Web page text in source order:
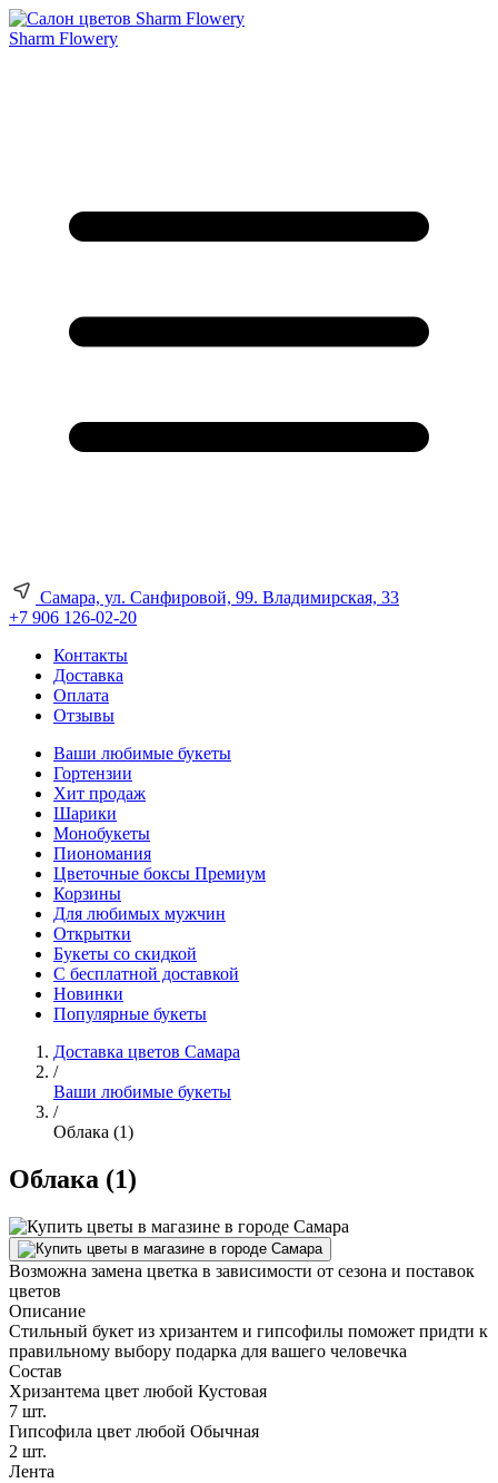
Sharm Flowery
Самара, ул. Санфировой, 99. Владимирская, 33
+7 906 126-02-20
Контакты
Доставка
Оплата
Отзывы
Ваши любимые букеты
Гортензии
Хит продаж
Шарики
Монобукеты
Пиономания
Цветочные боксы Премиум
Корзины
Для любимых мужчин
Открытки
Букеты со скидкой
С бесплатной доставкой
Новинки
Популярные букеты
Доставка цветов Самара
/
Ваши любимые букеты
/
Облака (1)
Облака (1)
Возможна замена цветка в зависимости от сезона и поставок
цветов
Описание
Стильный букет из хризантем и гипсофилы поможет придти к
правильному выбору подарка для вашего человечка
Состав
Хризантема цвет любой Кустовая
7 шт.
Гипсофила цвет любой Обычная
2 шт.
Лента